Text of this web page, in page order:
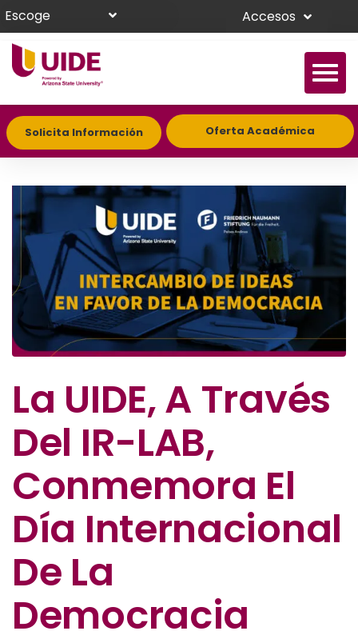
Escoge Accesos
Solicita Información Oferta Académica
La UIDE, A Través
Del IR-LAB,
Conmemora El
Día Internacional
De La
Democracia